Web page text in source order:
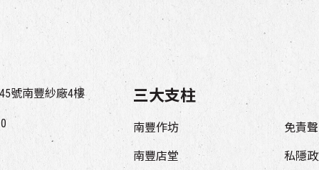
號南豐紗廠4樓 三大支柱
南豐作坊
南豐店堂
免責
私隱